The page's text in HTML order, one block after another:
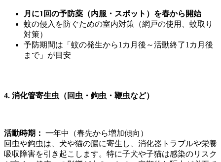
月に1回の予防薬（内服・スポット）を春から開始
蚊の侵入を防ぐための室内対策（網戸の使用、蚊取り
対策）
予防期間は「蚊の発生から1カ月後～活動終了1カ月後
まで」が目安
4. 消化管寄生虫（回虫・鉤虫・鞭虫など）
活動時期： 一年中（春先から増加傾向）
回虫や鉤虫は、犬や猫の腸に寄生し、消化器トラブルや栄養
吸収障害を引き起こします。特に子犬や子猫は感染のリスク